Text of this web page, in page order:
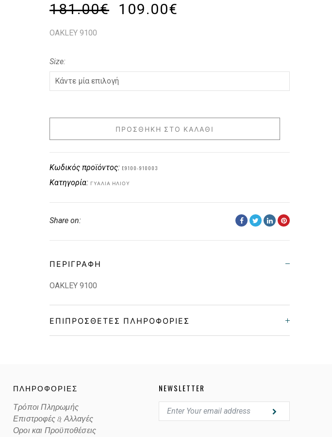
181.00€ 109.00€
OAKLEY 9100
Size
ΠΡΟΣΘΉΚΗ ΣΤΟ ΚΑΛΆΘΙ
Κωδικός προϊόντος: E9100-910003
Κατηγορία: ΓΥΑΛΙΆ ΗΛΊΟΥ
Share on:
ΠΕΡΙΓΡΑΦΉ
OAKLEY 9100
ΕΠΙΠΡΌΣΘΕΤΕΣ ΠΛΗΡΟΦΟΡΊΕΣ
Lens Color MIRROR PRIZM, JADE
ΠΛΗΡΟΦΟΡΙΕΣ
Τρόποι Πληρωμής
Επιστροφές & Αλλαγές
Οροι και Προϋποθέσεις
NEWSLETTER